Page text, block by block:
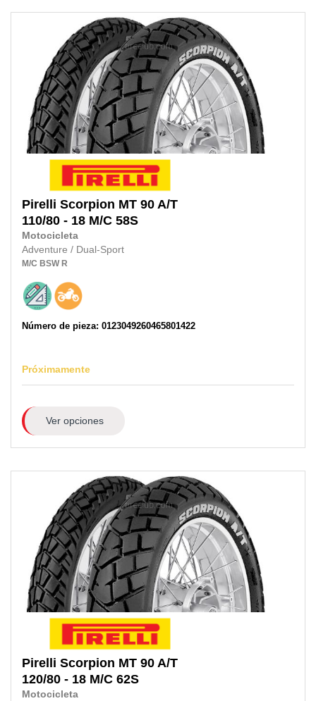
Pirelli Scorpion MT 90 A/T
110/80 - 18 M/C 58S
Motocicleta
Adventure / Dual-Sport
M/C BSW R
Número de pieza: 0123049260465801422
Próximamente
Ver opciones
Pirelli Scorpion MT 90 A/T
120/80 - 18 M/C 62S
Motocicleta